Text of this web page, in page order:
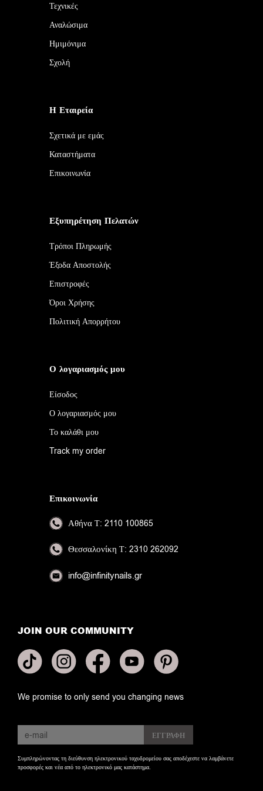
Τεχνικές
Αναλώσιμα
Ημιμόνιμα
Σχολή
Η Εταιρεία
Σχετικά με εμάς
Καταστήματα
Επικοινωνία
Εξυπηρέτηση Πελατών
Τρόποι Πληρωμής
Έξοδα Αποστολής
Επιστροφές
Όροι Χρήσης
Πολιτική Απορρήτου
Ο λογαριασμός μου
Είσοδος
Ο λογαριασμός μου
Το καλάθι μου
Track my order
Επικοινωνία
ΑθήναΤ: 2110 100865
ΘεσσαλονίκηΤ: 2310 262092
info@infinitynails.gr
JOIN OUR COMMUNITY
We promise to only send you changing news
Συμπληρώνοντας τη διεύθυνση ηλεκτρονικού ταχυδρομείου σας αποδέχεστε να λαμβάνετε
προσφορές και νέα από το ηλεκτρονικό μας κατάστημα.